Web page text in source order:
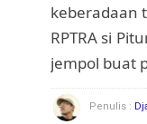
keberadaan
RPTRA si
jempol buat
Penulis :